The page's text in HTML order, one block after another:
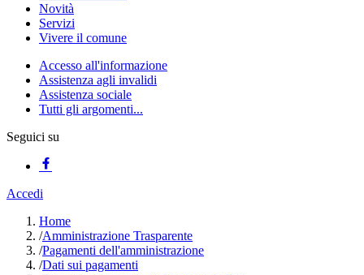
Novità
Servizi
Vivere il comune
Accesso all'informazione
Assistenza agli invalidi
Assistenza sociale
Tutti gli argomenti...
Seguici su
Accedi
Home
/Amministrazione Trasparente
/Pagamenti dell'amministrazione
/Dati sui pagamenti